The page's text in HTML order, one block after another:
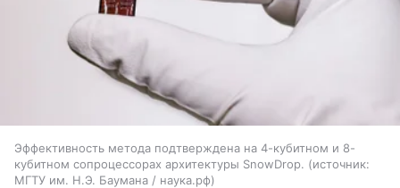
Эффективность метода подтверждена на 4-кубитном и 8-
кубитном сопроцессорах архитектуры SnowDrop.
источник:
МГТУ им. Н.Э. Баумана / наука.рф